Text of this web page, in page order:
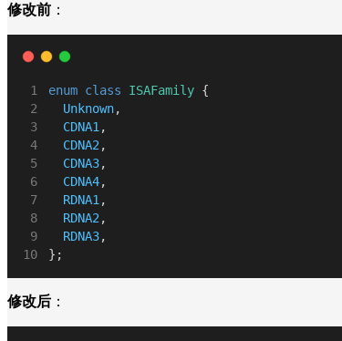
修改前 ：
enum class ISAFamily {
Unknown,
CDNA1 ,
CDNA2 ,
CDNA3,
CDNA4,
RDNA1 ,
RDNA2 ,
RDNA3,
};
修改后 ：